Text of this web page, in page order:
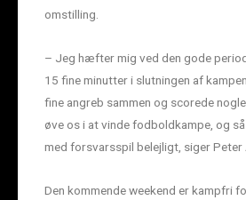
omstilling.
– Jeg hæfter mig ved den gode
15 fine minutter i slutningen af
fine angreb sammen og scorede
øve os i at vinde fodboldkampe, og
med forsvarsspil belejligt, siger Peter
Den kommende weekend er kampfri